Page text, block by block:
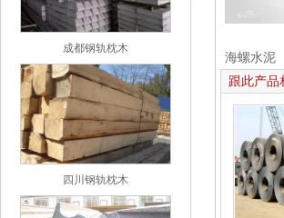
跌空间
【企业资讯】成都市鑫红鑫年会观点回顾——
钢铁篇
【企业资讯】四川钢轨杨坤：2019年1-11月全国
一般公共预算支出同比增长7.7%
【企业资讯】成都鑫红鑫钢轨：12月京津冀施
工企业建材采购量环比降8.49%
【企业资讯】四川钢轨：钢铁行业下游一周动
态及点评（20191215）
【企业资讯】四川钢轨：2020年钢价仍处于下
海螺水泥
跟此产品